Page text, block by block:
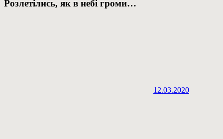
Розлетілись, як в небі громи…
12.03.2020